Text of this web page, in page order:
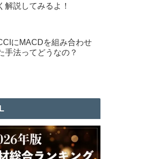
解説してみるよ！
にMACDを組み合わせ
手法ってどうなの？